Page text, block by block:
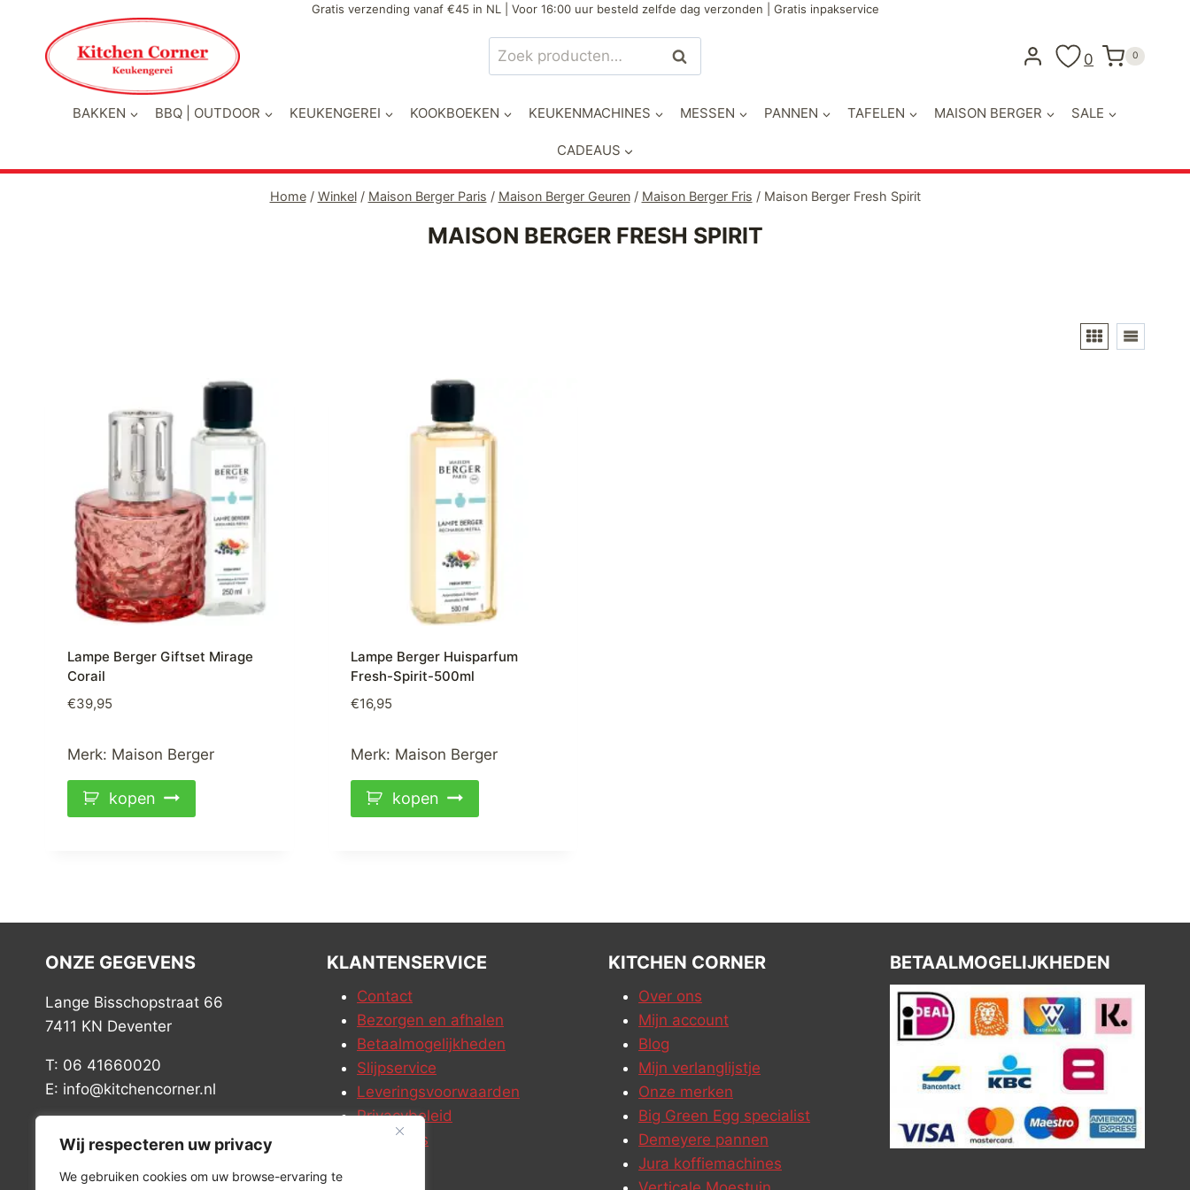
Wij respecteren uw privacy
We gebruiken cookies om uw browse-ervaring te
inhoud
Gratis verzending vanaf €45 in NL | Voor 16:00 uur besteld zelfde dag verzonden | Gratis inpakservice
Zoeken
naar:
Zoeken 0 0
BAKKEN BBQ | OUTDOOR KEUKENGEREI KOOKBOEKEN KEUKENMACHINES MESSEN PANNEN TAFELEN MAISON BERGER SALE
CADEAUS
Home / Winkel / Maison Berger Paris / Maison Berger Geuren / Maison Berger Fris / Maison Berger Fresh Spirit
MAISON BERGER FRESH SPIRIT
Lampe Berger Giftset Mirage
Corail
€39,95
Merk: Maison Berger
kopen
Lampe Berger Huisparfum
Fresh-Spirit-500ml
€16,95
Merk: Maison Berger
kopen
ONZE GEGEVENS
Lange Bisschopstraat 66
7411 KN Deventer
T: 06 41660020
E: info@kitchencorner.nl
BTW: NL868888989B01
KLANTENSERVICE
Contact
Bezorgen en afhalen
Betaalmogelijkheden
Slijpservice
Leveringsvoorwaarden
Privacybeleid
Vacatures
KITCHEN CORNER
Over ons
Mijn account
Blog
Mijn verlanglijstje
Onze merken
Big Green Egg specialist
Demeyere pannen
Jura koffiemachines
BETAALMOGELIJKHEDEN